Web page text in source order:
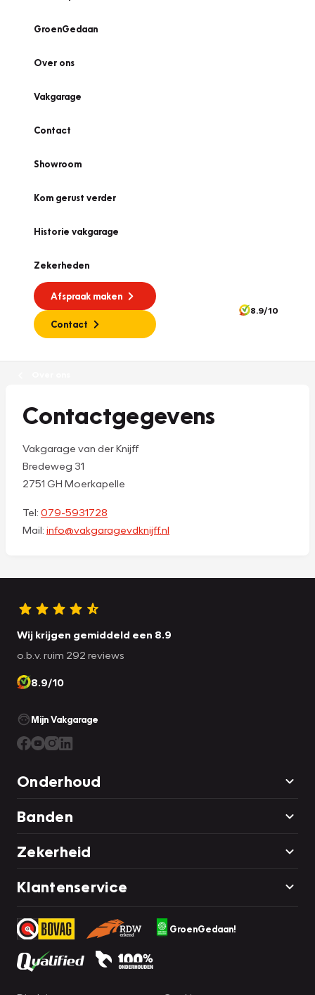
GroenGedaan
Over ons
Vakgarage
Contact
Showroom
Kom gerust verder
Historie vakgarage
Zekerheden
Afspraak maken
Contact
8.9/10
Contactgegevens
Vakgarage van der Knijff
Bredeweg 31
2751 GH Moerkapelle
Tel: 079-5931728
Mail: info@vakgaragevdknijff.nl
Wij krijgen gemiddeld een 8.9
o.b.v. ruim 292 reviews
8.9/10
Mijn Vakgarage
Onderhoud
Banden
Zekerheid
Klantenservice
GroenGedaan!